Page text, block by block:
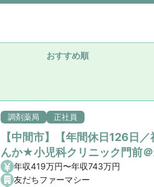
おすすめ順
調剤薬局 正社員
【中間市】【年間休日126日
んか★小児科クリニック門前
年収419万円〜年収743万円
友だちファーマシー